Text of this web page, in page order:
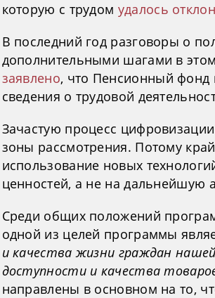
которую с трудом удалось
В последний год разговоры о
дополнительными шагами в
заявлено, что Пенсионный фонд
сведения о трудовой
Зачастую процесс
зоны рассмотрения. Потому
использование новых
ценностей, а не на дальнейшую
Среди общих положений
одной из целей программы
и качества жизни граждан
доступности и качества
направлены в основном на то,